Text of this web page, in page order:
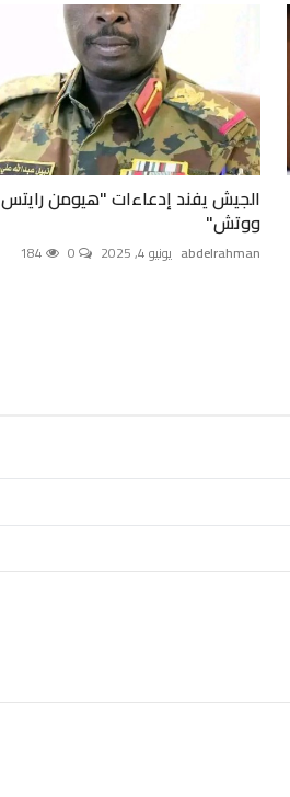
الجيش يفند إدعاءات "هيومن رايتس
ووتش"
abdelrahman يونيو 4, 2025